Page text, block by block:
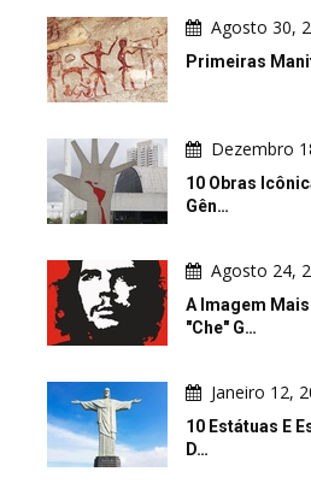
Agosto 30,
Primeiras
Dezembro
10 Obras
Gên…
Agosto 24,
A Imagem
"Che" G…
Janeiro 12,
10 Estátuas E
D…